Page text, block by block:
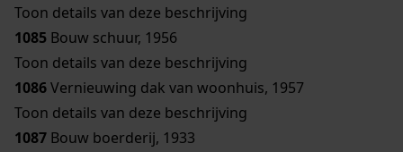
Toon details van deze beschrijving
1085 Bouw schuur, 1956
Toon details van deze beschrijving
1086Vernieuwing dak van woonhuis, 1957
Toon details van deze beschrijving
1087 Bouw boerderij, 1933